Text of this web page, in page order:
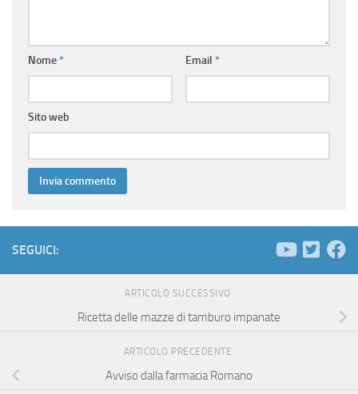
Nome* Email *
Sito web
SEGUICI:
ARTICOLO SUCCESSIVO
Ricetta delle mazze di tamburo impanate
ARTICOLO PRECEDENTE
Avviso dalla farmacia Romano